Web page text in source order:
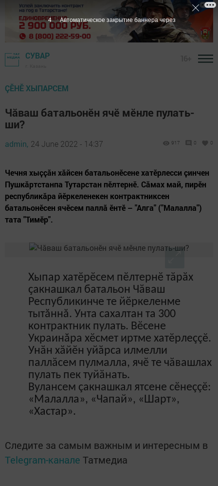
СУВАР
ÇӖНӖ ХЫПАРСЕМ
Чăваш батальонӗн ячӗ мӗнле пулать-
ши?
admin, 24 June 2022 - 14:37 917 0 0
Чечня хыҫҫӑн хӑйсен батальонӗсене хатӗрлесси ҫинчен
Пушкӑртстанпа Тутарстан пӗлтернӗ. Сӑмах май, пирӗн
республикӑра йӗркеленекен контрактниксен
батальонӗсен ячӗсем паллӑ ӗнтӗ – "Алга" ("Малалла")
тата "Тимӗр".
Хыпар хатӗрӗсем пӗлтернӗ тӑрӑх
ҫакнашкал батальон Чӑваш
Республикинче те йӗркеленме
тытăннă. Унта сахалтан та 300
контрактник пулать. Вӗсене
Украинăра хӗсмет иртме хатӗрлеççӗ.
Унӑн хӑйӗн уйӑрса илмелли
паллӑсем пулмалла, ячӗ те чӑвашлах
пулать пек туйӑнать.
Вулансем çакнашкал ятсене сӗнеççӗ:
«Малалла», «Чапай», «Шарт»,
«Хастар».
Следите за самым важным и интересным в
Telegram-канале Татмедиа
3 Автоматическое закрытие баннера через